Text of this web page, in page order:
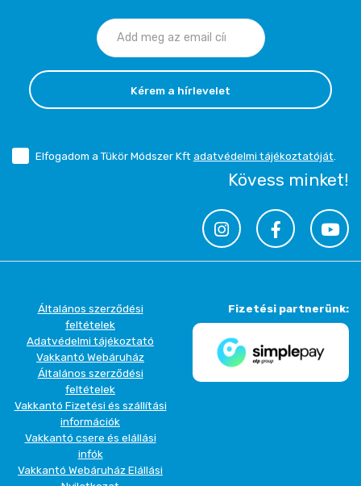
Kérem a hírlevelet
Elfogadom a Tükör Módszer Kft adatvédelmi tájékoztatóját
Kövess minket!
Általános szerződési
feltételek
Adatvédelmi tájékoztató
Vakkantó Webáruház
Általános szerződési
feltételek
Vakkantó Fizetési és szállítási
információk
Vakkantó csere és elállási
infók
Vakkantó Webáruház Elállási
Fizetési partnerünk: